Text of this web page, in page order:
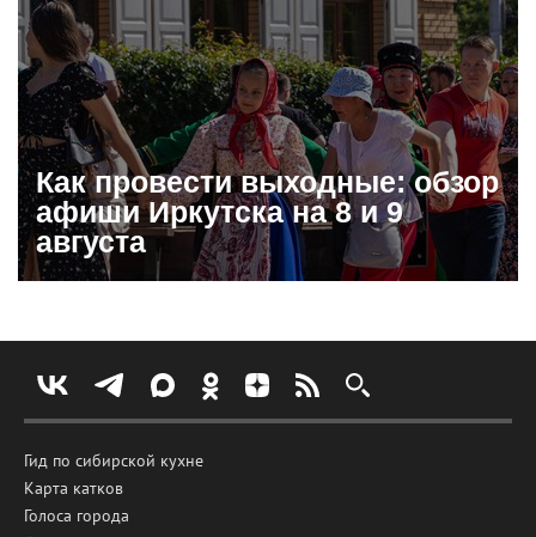
Как провести выходные: обзор
афиши Иркутска на 8 и 9
августа
Гид по сибирской кухне
Карта катков
Голоса города